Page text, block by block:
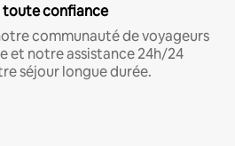
toute confiance
communauté de voyageurs
et notre assistance 24h/24
séjour longue durée.